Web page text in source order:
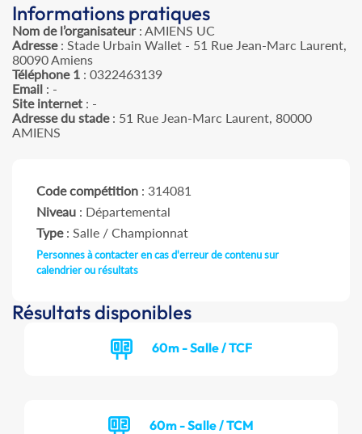
Informations pratiques
Nom de l’organisateur: AMIENS UC
Adresse: Stade Urbain Wallet - 51 Rue Jean-Marc Laurent,
80090 Amiens
Téléphone 1 : 0322463139
Email : -
Site internet : -
Adresse du stade: 51 Rue Jean-Marc Laurent, 80000
AMIENS
Code compétition : 314081
Niveau : Départemental
Type: Salle / Championnat
Personnes à contacter en cas d'erreur de contenu sur
calendrier ou résultats
Résultats disponibles
60m - Salle / TCF
60m - Salle / TCM